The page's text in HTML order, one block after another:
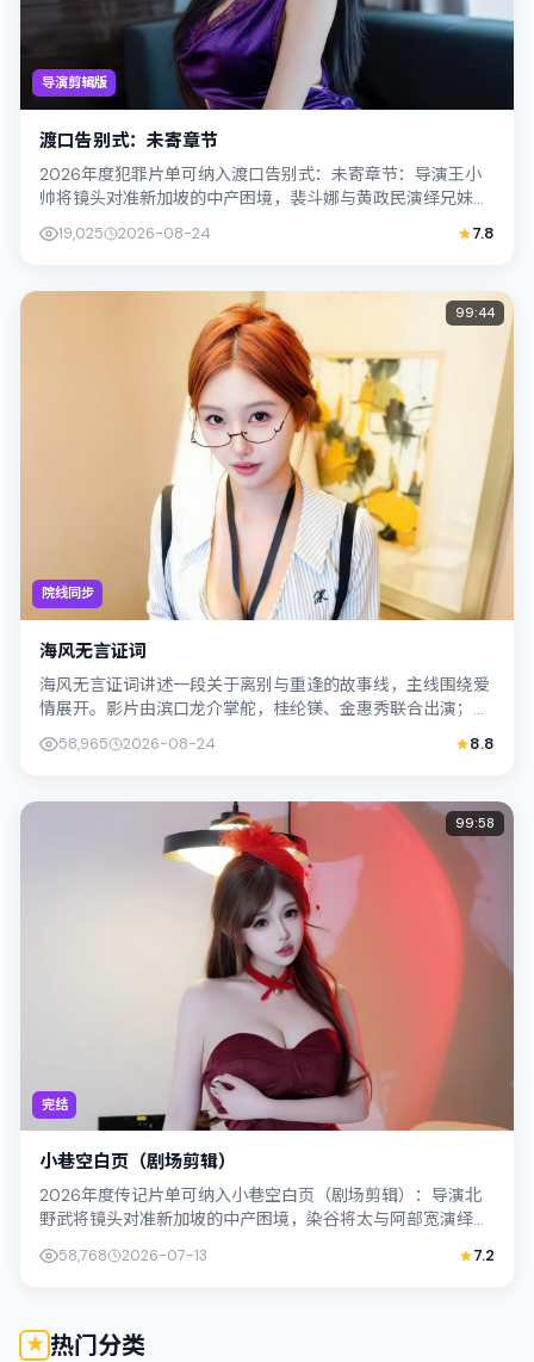
导演剪辑版
渡口告别式：未寄章节
2026年度犯罪片单可纳入渡口告别式：未寄章节：导演王小
帅将镜头对准新加坡的中产困境，裴斗娜与黄政民演绎兄妹般
19,025 2026-08-24 7.8
院线同步
99:44
海风无言证词
海风无言证词讲述一段关于离别与重逢的故事线，主线围绕爱
情展开。影片由滨口龙介掌舵，桂纶镁、金惠秀联合出演；外
景与中国香港的城市纹理紧密结合，摄影...
58,965 2026-08-24 8.8
完结
99:58
小巷空白页（剧场剪辑）
2026年度传记片单可纳入小巷空白页（剧场剪辑）：导演北
野武将镜头对准新加坡的中产困境，染谷将太与阿部宽演绎兄
58,768 2026-07-13 7.2
热门分类